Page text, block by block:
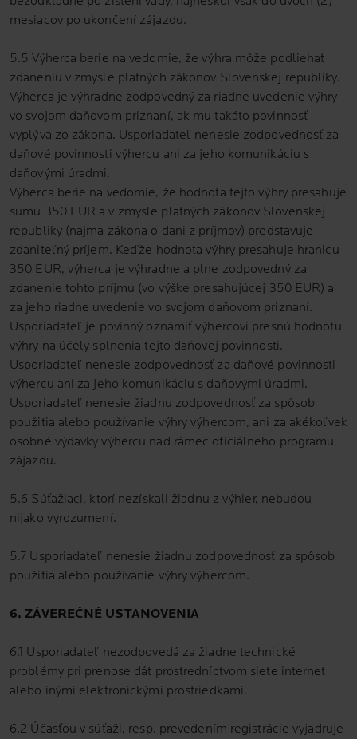
mesiacov po ukončení zájazdu.
5.5 Výherca berie na vedomie, že výhra môže podliehať
zdaneniu v zmysle platných zákonov Slovenskej republiky.
Výherca je výhradne zodpovedný za riadne uvedenie výhry
vo svojom daňovom priznaní, ak mu takáto povinnosť
vyplýva zo zákona. Usporiadateľ nenesie zodpovednosť za
daňové povinnosti výhercu ani za jeho komunikáciu s
daňovými úradmi.
Výherca berie na vedomie, že hodnota tejto výhry presahuje
sumu 350 EUR a v zmysle platných zákonov Slovenskej
republiky (najmä zákona o dani z príjmov) predstavuje
zdaniteľný príjem. Keďže hodnota výhry presahuje hranicu
350 EUR, výherca je výhradne a plne zodpovedný za
zdanenie tohto príjmu (vo výške presahujúcej 350 EUR) a
za jeho riadne uvedenie vo svojom daňovom priznaní.
Usporiadateľ je povinný oznámiť výhercovi presnú hodnotu
výhry na účely splnenia tejto daňovej povinnosti.
Usporiadateľ nenesie zodpovednosť za daňové povinnosti
výhercu ani za jeho komunikáciu s daňovými úradmi.
Usporiadateľ nenesie žiadnu zodpovednosť za spôsob
použitia alebo používanie výhry výhercom, ani za akékoľvek
osobné výdavky výhercu nad rámec oficiálneho programu
zájazdu.
5.6 Súťažiaci, ktorí nezískali žiadnu z výhier, nebudou
nijako vyrozumení.
5.7 Usporiadateľ nenesie žiadnu zodpovednosť za spôsob
použitia alebo používanie výhry výhercom.
6. ZÁVEREČNÉ USTANOVENIA
6.1 Usporiadateľ nezodpovedá za žiadne technické
problémy pri prenose dát prostredníctvom siete internet
alebo inými elektronickými prostriedkami.
6.2 Účasťou v súťaži, resp. prevedením registrácie vyjadruje